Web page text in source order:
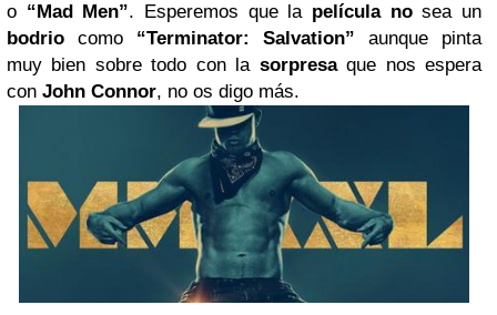
o “Mad Men”. Esperemos que la película nosea un
bodrio como “Terminator: Salvation” aunque pinta
muy bien sobre todo con la sorpresaque nos espera
con John Connor, no os digo más.